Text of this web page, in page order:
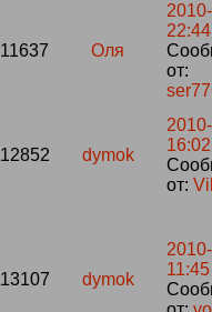
11637 Оля
22:44
от:
12852 dymok
16:02
от:
13107 dymok
11:45